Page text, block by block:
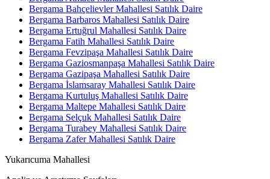
Bergama Bahçelievler Mahallesi Satılık Daire
Bergama Barbaros Mahallesi Satılık Daire
Bergama Ertuğrul Mahallesi Satılık Daire
Bergama Fatih Mahallesi Satılık Daire
Bergama Fevzipaşa Mahallesi Satılık Daire
Bergama Gaziosmanpaşa Mahallesi Satılık Daire
Bergama Gazipaşa Mahallesi Satılık Daire
Bergama İslamsaray Mahallesi Satılık Daire
Bergama Kurtuluş Mahallesi Satılık Daire
Bergama Maltepe Mahallesi Satılık Daire
Bergama Selçuk Mahallesi Satılık Daire
Bergama Turabey Mahallesi Satılık Daire
Bergama Zafer Mahallesi Satılık Daire
Yukarıcuma Mahallesi